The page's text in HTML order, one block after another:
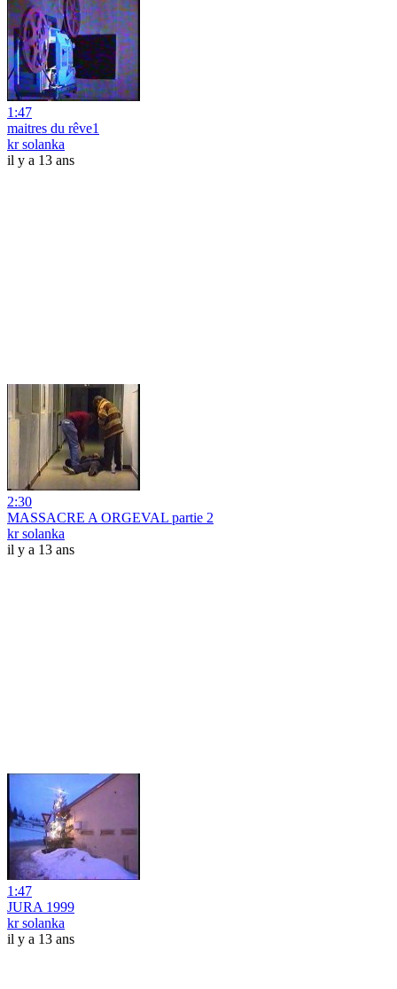
1:47
maitres du rêve1
kr solanka
il y a 13 ans
2:30
MASSACRE A ORGEVAL partie 2
kr solanka
il y a 13 ans
1:47
JURA 1999
kr solanka
il y a 13 ans